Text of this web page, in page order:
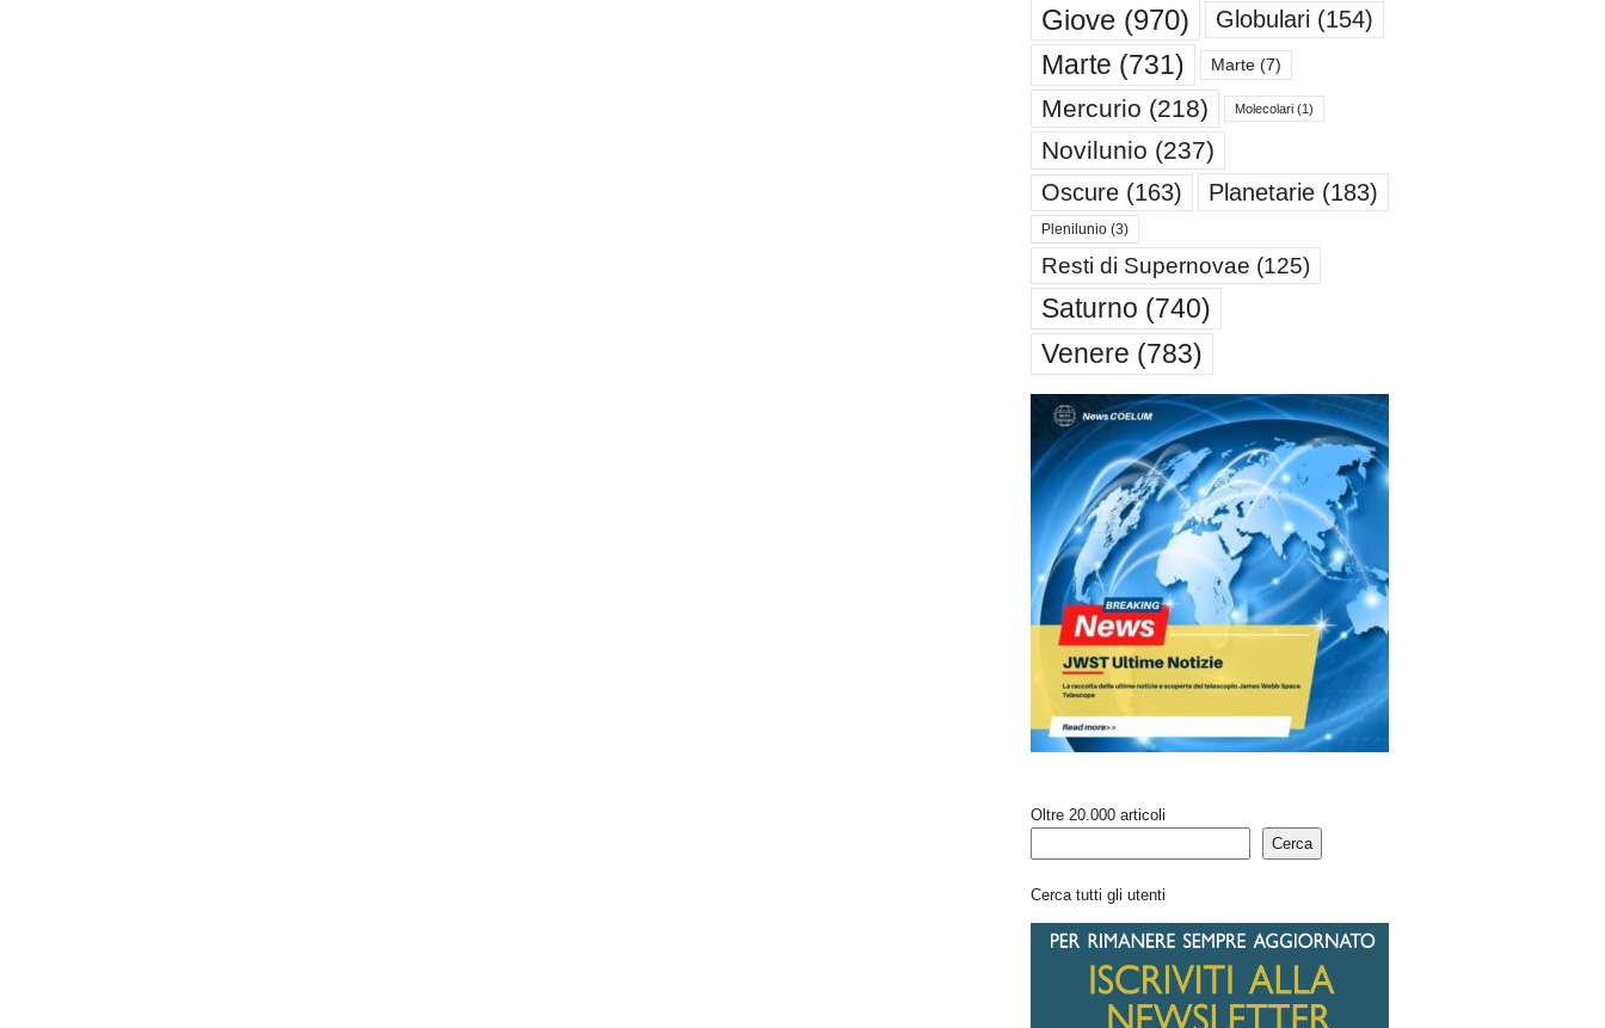
Giove(970) Globulari (154)
Marte (731) Marte(7)
Mercurio (218) Molecolari(1)
Novilunio (237)
Oscure(163) Planetarie(183)
Plenilunio(3)
Resti di Supernovae (125)
Saturno (740)
Venere (783)
Oltre 20.000 articoli
Cerca
Cerca tutti gli utenti